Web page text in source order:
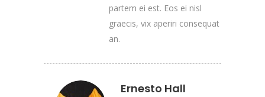
partem ei est. Eos ei nisl
graecis, vix aperiri consequat
an.
Ernesto Hall